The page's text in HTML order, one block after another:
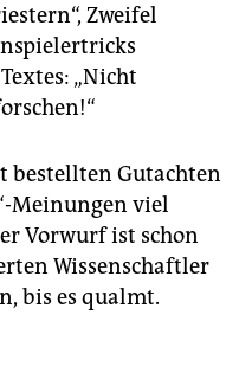
Zweifel
„Nicht
bestellten Gutachten
Meinungen viel
Vorwurf ist schon
Wissenschaftler
bis es qualmt.